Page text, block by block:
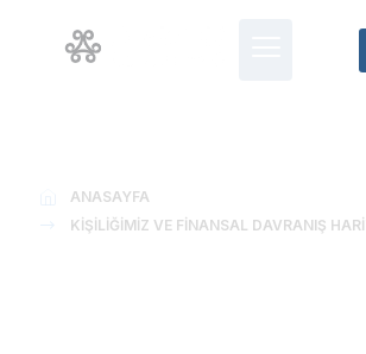
ANASAYFA
KIŞILIĞIMIZ VE FINANSAL DAVRANIŞ